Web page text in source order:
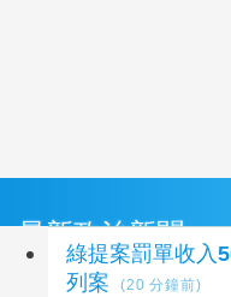
最新政治新聞
綠提案罰單收入
列案
(20 分鐘前)